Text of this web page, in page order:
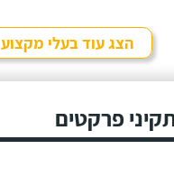
הצג עוד בעלי מקצוע
פרקטים